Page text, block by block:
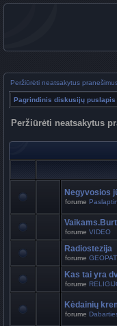
Peržiūrėti neatsakytus
Pagrindinis diskusijų puslapis
Peržiūrėti neatsakytus
Negyvosios
forume
forume VIDEO
Radiostezija
forume
Kas tai yra
forume
Kėdainių
forume